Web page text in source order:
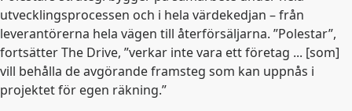
utvecklingsprocessen och i hela värdekedjan – från
leverantörerna hela vägen till återförsäljarna. ”Polestar”,
fortsätter The Drive, ”verkar inte vara ett företag ... [som]
vill behålla de avgörande framsteg som kan uppnås i
projektet för egen räkning.”